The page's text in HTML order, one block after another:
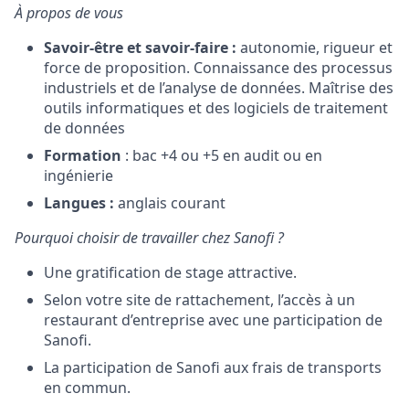
À propos de vous
Savoir-être et savoir-faire : autonomie, rigueur et
force de proposition. Connaissance des processus
industriels et de l’analyse de données. Maîtrise des
outils informatiques et des logiciels de traitement
de données
Formation : bac +4 ou +5 en audit ou en
ingénierie
Langues : anglais courant
Pourquoi choisir de travailler chez Sanofi ?
Une gratification de stage attractive.
Selon votre site de rattachement, l’accès à un
restaurant d’entreprise avec une participation de
Sanofi.
La participation de Sanofi aux frais de transports
en commun.